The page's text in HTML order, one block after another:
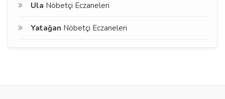
Ula Nöbetçi Eczaneleri
Yatağan Nöbetçi Eczaneleri